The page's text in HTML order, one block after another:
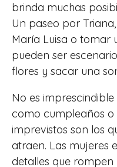
brinda muchas
Un paseo por
María Luisa o tomar
pueden ser
flores y sacar una
No es
como cumpleaños o
imprevistos son los
atraen. Las mujeres
detalles que